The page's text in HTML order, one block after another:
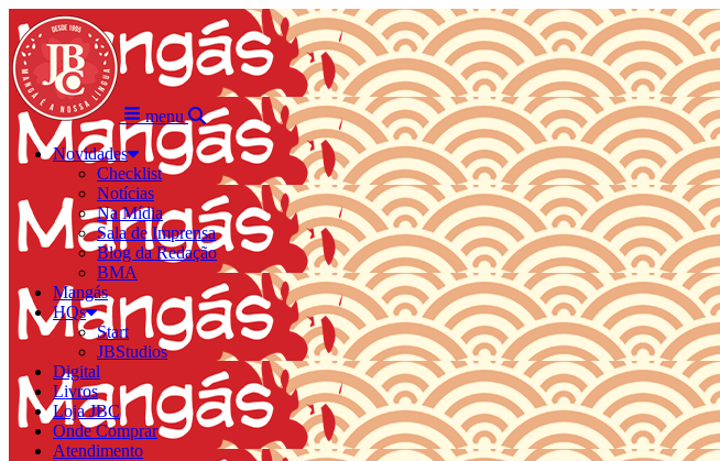
menu
Novidades
Checklist
Notícias
Na Mídia
Sala de Imprensa
Blog da Redação
BMA
Mangás
HQs
Start
JBStudios
Digital
Livros
Loja JBC
Onde Comprar
Atendimento